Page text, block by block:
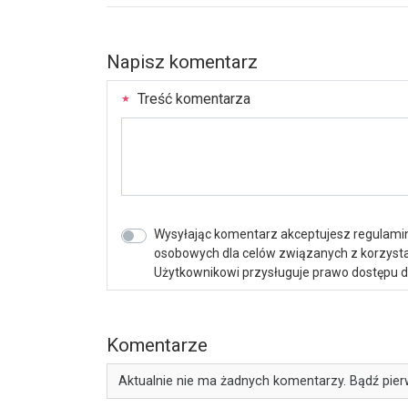
Napisz komentarz
Treść komentarza
Wysyłając komentarz akceptujesz
osobowych dla celów związanych z
Użytkownikowi przysługuje prawo dostępu
Komentarze
Aktualnie nie ma żadnych komentarzy. Bądź